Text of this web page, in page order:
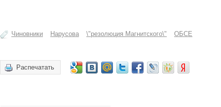
Чиновники Нарусова \"резолюция Магнитского\" ОБСЕ
Распечатать